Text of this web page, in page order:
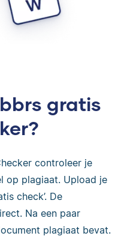
gratis
controleer je
op plagiaat. Upload je
check’. De
Na een paar
plagiaat bevat.